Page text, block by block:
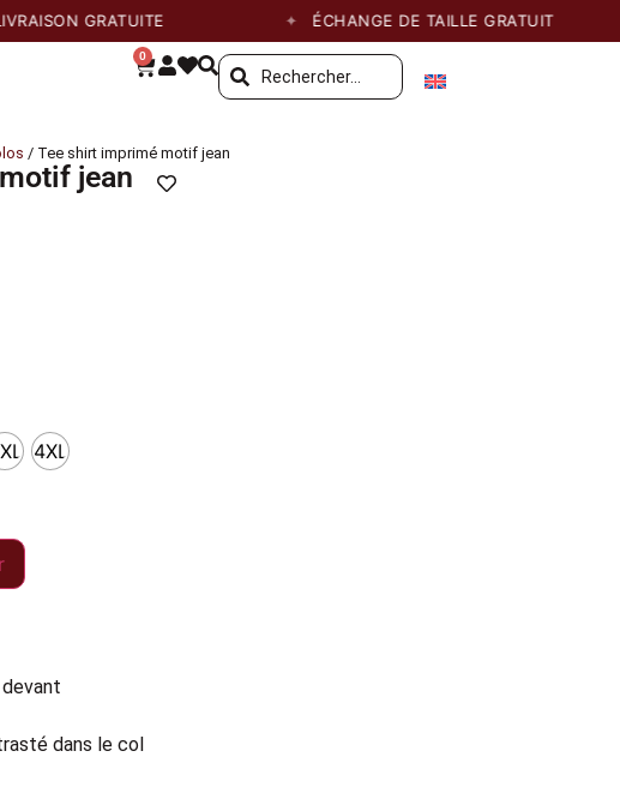
GRATUITE ÉCHANGE DE TAILLE GRATUIT
0
/ Tee shirt imprimé motif jean
jean
4XL
devant
dans le col